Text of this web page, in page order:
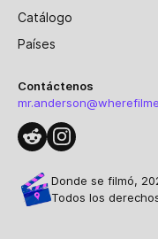
Catálogo
Países
Contáctenos
Donde se filmó,
Todos los